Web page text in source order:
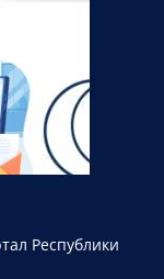
Республики